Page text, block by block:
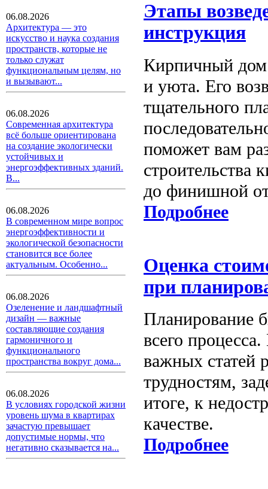
06.08.2026
Архитектура — это
искусство и наука создания
пространств, которые не
только служат
функциональным целям, но
и вызывают...
06.08.2026
Современная архитектура
всё больше ориентирована
на создание экологически
устойчивых и
энергоэффективных зданий.
В...
06.08.2026
В современном мире вопрос
энергоэффективности и
экологической безопасности
становится все более
актуальным. Особенно...
06.08.2026
Озеленение и ландшафтный
дизайн — важные
составляющие создания
гармоничного и
функционального
пространства вокруг дома...
06.08.2026
В условиях городской жизни
уровень шума в квартирах
зачастую превышает
допустимые нормы, что
негативно сказывается на...
Этапы
инструкция
Кирпичный дом
и уюта. Его
тщательного
поможет вам
строительства
до финишной
Подробнее
Оценка
при
Планирование
всего
важных статей
трудностям,
итоге, к
качестве.
Подробнее